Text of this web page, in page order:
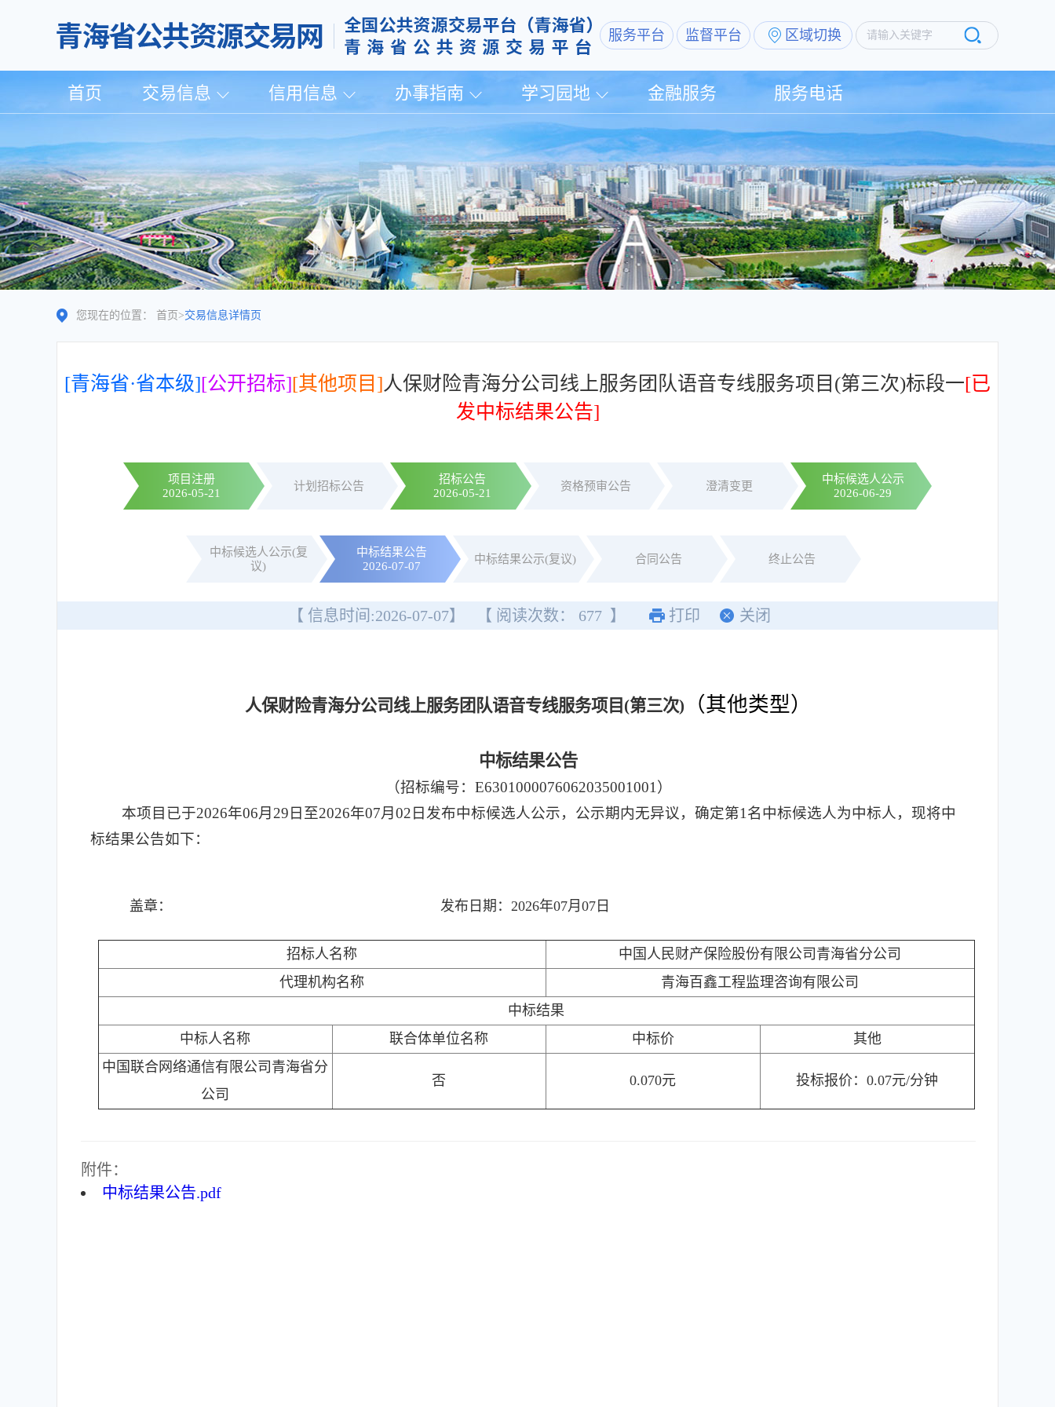
服务平台 监督平台 区域切换 请输入关键字
首页 交易信息 信用信息 办事指南 学习园地 金融服务 服务电话
您现在的位置： 首页 >交易信息详情页
[青海省·省本级][公开招标][其他项目]人保财险青海分公司线上服务团队语音专线服务项目(第三次)标段一[已
发中标结果公告]
项目注册
2026-05-21
计划招标公告
招标公告
2026-05-21
资格预审公告 澄清变更
中标候选人公示
2026-06-29
中标候选人公示(复
议)
中标结果公告
2026-07-07
中标结果公示(复议) 合同公告 终止公告
【 信息时间:2026-07-07】 【 阅读次数： 677 】 打印 关闭
人保财险青海分公司线上服务团队语音专线服务项目(第三次) （其他类型）
中标结果公告
（招标编号：E6301000076062035001001）
本项目已于2026年06月29日至2026年07月02日发布中标候选人公示，公示期内无异议，确定第1名中标候选人为中标人，现将中
标结果公告如下：
盖章： 发布日期：2026年07月07日
招标人名称
中国人民财产保险股份有限公司青海省分公司
代理机构名称
青海百鑫工程监理咨询有限公司
中标结果
中标人名称
联合体单位名称 中标价
其他
中国联合网络通信有限公司青海省分
公司
否 0.070元 投标报价：0.07元/分钟
附件：
中标结果公告.pdf